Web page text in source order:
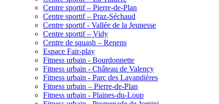
Centre sportif – Pierre-de-Plan
Centre sportif – Praz-Séchaud
Centre sportif - Vallée de la Jeunesse
Centre sportif – Vidy
Centre de squash – Renens
Espace Fair-play
Fitness urbain - Bourdonnette
Fitness urbain - Château de Valency
Fitness urbain - Parc des Lavandières
Fitness urbain – Pierre-de-Plan
Fitness urbain - Plaines-du-Loup